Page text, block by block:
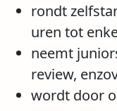
rondt
uren tot
neemt
review,
wordt door